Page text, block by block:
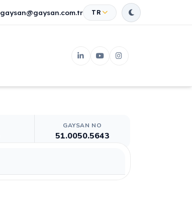
gaysan@gaysan.com.tr TR
GAYSAN NO
51.0050.5643